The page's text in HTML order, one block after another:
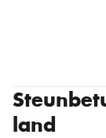
land